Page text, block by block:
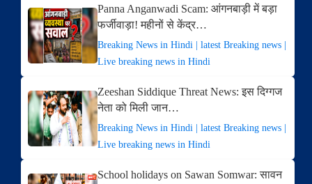
Panna Anganwadi Scam: आंगनबाड़ी में बड़ा
फर्जीवाड़ा! महीनों से केंद्र…
Breaking News in Hindi | latest Breaking news |
Live breaking news in Hindi
Zeeshan Siddique Threat News: इस दिग्गज
नेता को मिली जान…
Breaking News in Hindi | latest Breaking news |
Live breaking news in Hindi
School holidays on Sawan Somwar: सावन